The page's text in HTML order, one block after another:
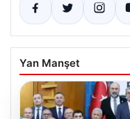
Yan Manşet